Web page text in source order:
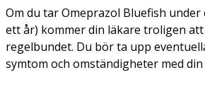
Om du tar Omeprazol Bluefish
ett år) kommer din läkare troligen
regelbundet. Du bör ta upp
symtom och omständigheter med din